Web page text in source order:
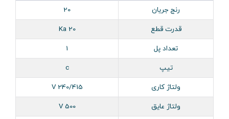
رنج جریان
20
قدرت قطع
20 Ka
تعداد پل
1
تیپ
c
ولتاژ کاری
240/415 V
ولتاژ عایق
500 V